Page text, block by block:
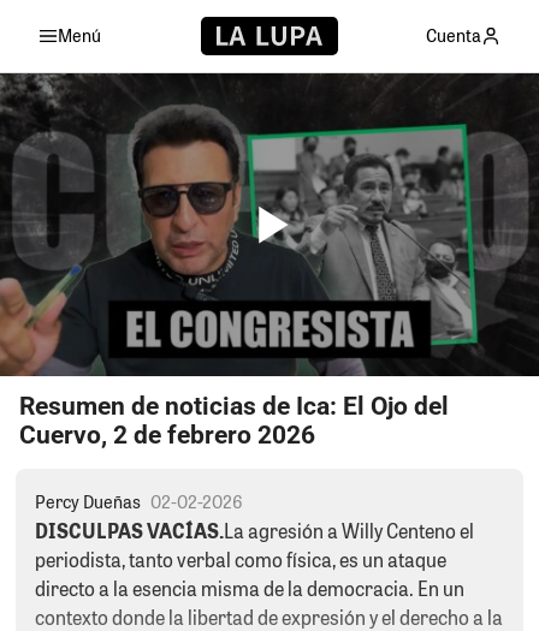
Menú Cuenta
Resumen de noticias de Ica: El Ojo del
Cuervo, 2 de febrero 2026
Percy Dueñas 02-02-2026
DISCULPAS VACÍAS.La agresión a Willy Centeno el
periodista, tanto verbal como física, es un ataque
directo a la esencia misma de la democracia. En un
contexto donde la libertad de expresión y el derecho a la